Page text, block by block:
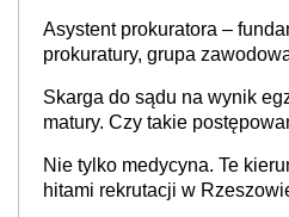
Asystent prokuratora –
prokuratury, grupa
Skarga do sądu na wynik
matury. Czy takie
Nie tylko medycyna. Te
hitami rekrutacji w